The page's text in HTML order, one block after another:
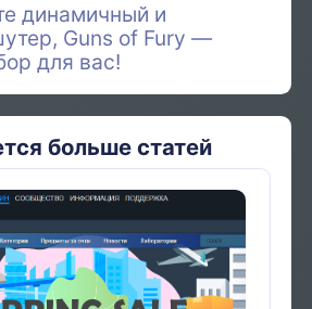
динамичный и
Guns of Fury —
для вас!
больше статей